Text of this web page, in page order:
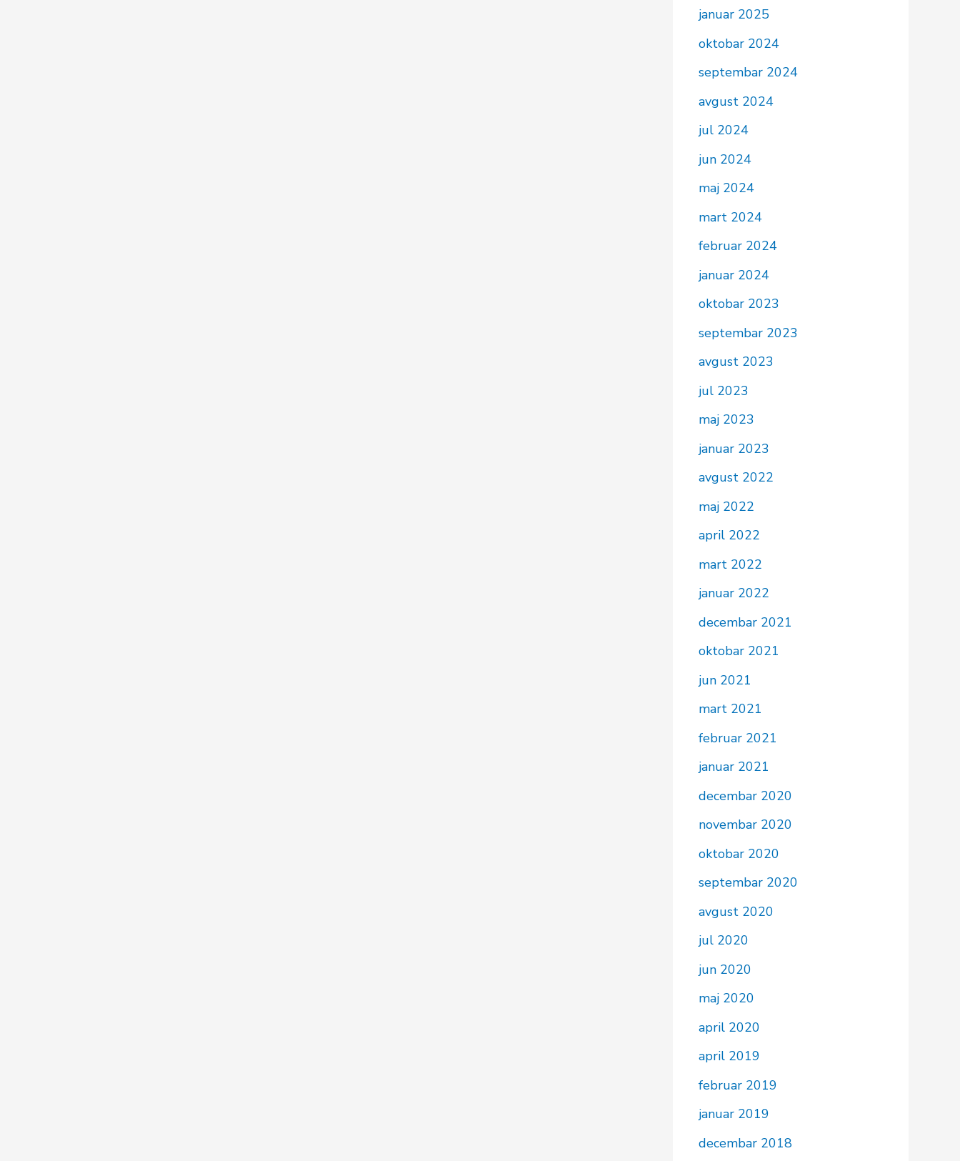
januar 2025
oktobar 2024
septembar 2024
avgust 2024
jul 2024
jun 2024
maj 2024
mart 2024
februar 2024
januar 2024
oktobar 2023
septembar 2023
avgust 2023
jul 2023
maj 2023
januar 2023
avgust 2022
maj 2022
april 2022
mart 2022
januar 2022
decembar 2021
oktobar 2021
jun 2021
mart 2021
februar 2021
januar 2021
decembar 2020
novembar 2020
oktobar 2020
septembar 2020
avgust 2020
jul 2020
jun 2020
maj 2020
april 2020
april 2019
februar 2019
januar 2019
decembar 2018